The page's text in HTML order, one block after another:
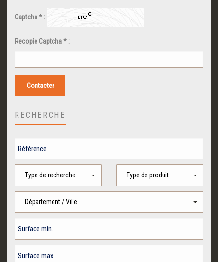
Captcha * :
Recopie Captcha * :
Contacter
RECHERCHE
Type de recherche Type de produit
Département / Ville